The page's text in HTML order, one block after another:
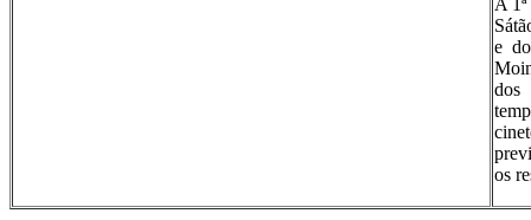
A
e
dos
os